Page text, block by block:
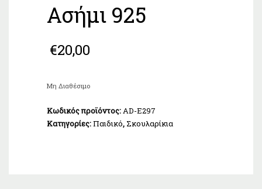
Ασήμι 925
€20,00
Μη Διαθέσιμο
Κωδικός προϊόντος:AD-E297
Κατηγορίες:Παιδικό, Σκουλαρίκια